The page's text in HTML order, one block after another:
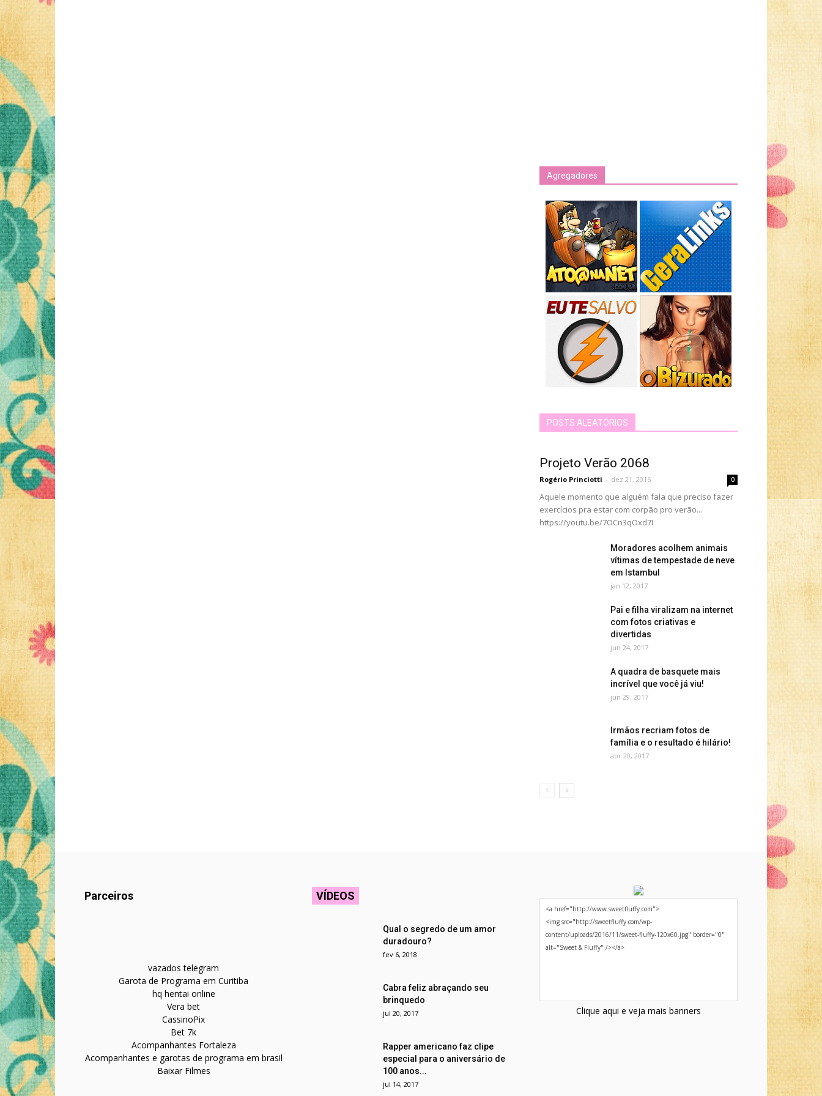
Agregadores
POSTS ALEATÓRIOS
Projeto Verão 2068
Rogério Princiotti - dez 21, 2016 0
Aquele momento que alguém fala que preciso fazer
exercícios pra estar com corpão pro verão...
https://youtu.be/7OCn3qOxd7I
Moradores acolhem animais
vítimas de tempestade de neve
em Istambul
jan 12, 2017
Pai e filha viralizam na internet
com fotos criativas e
divertidas
jun 24, 2017
A quadra de basquete mais
incrível que você já viu!
jun 29, 2017
Irmãos recriam fotos de
família e o resultado é hilário!
abr 20, 2017
Parceiros
vazados telegram
Garota de Programa em Curitiba
hq hentai online
Vera bet
CassinoPix
Bet 7k
Acompanhantes Fortaleza
Acompanhantes e garotas de programa em brasil
Baixar Filmes
VÍDEOS
Qual o segredo de um amor
duradouro?
fev 6, 2018
Cabra feliz abraçando seu
brinquedo
jul 20, 2017
Rapper americano faz clipe
especial para o aniversário de
100 anos...
jul 14, 2017
Clique aqui e veja mais banners